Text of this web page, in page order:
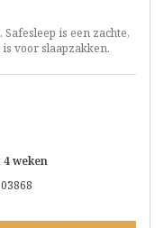
is een zachte,
voor slaapzakken.
4 weken